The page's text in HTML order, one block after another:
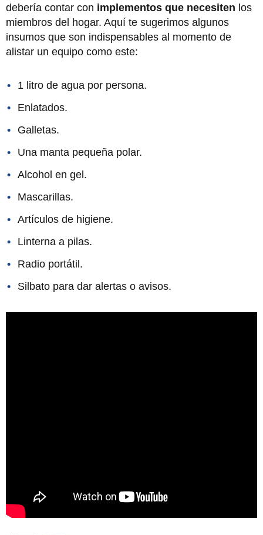
debería contar con implementos que necesiten los
miembros del hogar. Aquí te sugerimos algunos
insumos que son indispensables al momento de
alistar un equipo como este:
1 litro de agua por persona.
Enlatados.
Galletas.
Una manta pequeña polar.
Alcohol en gel.
Mascarillas.
Artículos de higiene.
Linterna a pilas.
Radio portátil.
Silbato para dar alertas o avisos.